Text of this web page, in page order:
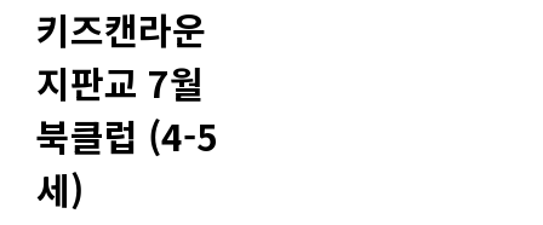
키즈캔라운
지판교 7월
북클럽 (4-5
세)